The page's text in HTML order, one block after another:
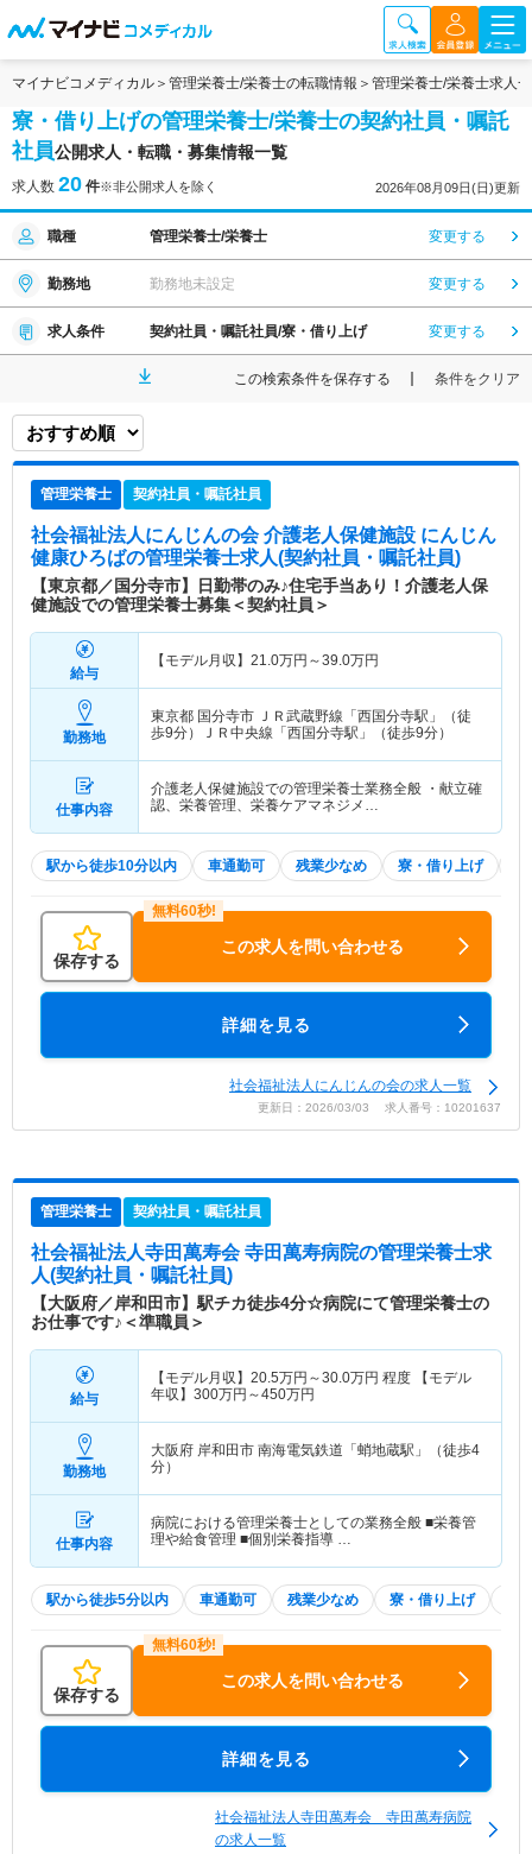
マイナビコメディカル 管理栄養士/栄養士の転職情報 管理栄養士/栄養士求人
寮・借り上げの管理栄養士/栄養士の契約社員・嘱託
社員公開求人・転職・募集情報一覧
求人数 20 件※非公開求人を除く 2026年08月09日(日)更新
職種 管理栄養士/栄養士 変更する
勤務地 勤務地未設定 変更する
求人条件 契約社員・嘱託社員/寮・借り上げ 変更する
この検索条件を保存する 条件をクリア
管理栄養士 契約社員・嘱託社員
社会福祉法人にんじんの会 介護老人保健施設 にんじん
健康ひろばの管理栄養士求人(契約社員・嘱託社員)
【東京都／国分寺市】日勤帯のみ♪住宅手当あり！介護老人保
健施設での管理栄養士募集＜契約社員＞
給与
【モデル月収】 21.0万円～39.0万円
勤務地
東京都 国分寺市 ＪＲ武蔵野線「西国分寺駅」（徒
歩9分）ＪＲ中央線「西国分寺駅」（徒歩9分）
仕事内容
介護老人保健施設での管理栄養士業務全般 ・献立確
認、栄養管理、栄養ケアマネジメ…
駅から徒歩10分以内 車通勤可 残業少なめ 寮・借り上げ
保存する
この求人を問い合わせる
詳細を見る
社会福祉法人にんじんの会の求人一覧
更新日：2026/03/03 求人番号：10201637
管理栄養士 契約社員・嘱託社員
社会福祉法人寺田萬寿会 寺田萬寿病院の管理栄養士求
人(契約社員・嘱託社員)
【大阪府／岸和田市】駅チカ徒歩4分☆病院にて管理栄養士の
お仕事です♪＜準職員＞
給与
【モデル月収】 20.5万円～30.0万円 程度 【モデル
年収】 300万円～450万円
勤務地
大阪府 岸和田市 南海電気鉄道「蛸地蔵駅」（徒歩4
分）
仕事内容
病院における管理栄養士としての業務全般 ■栄養管
理や給食管理 ■個別栄養指導 …
駅から徒歩5分以内 車通勤可 残業少なめ 寮・借り上げ
保存する
この求人を問い合わせる
詳細を見る
社会福祉法人寺田萬寿会 寺田萬寿病院
の求人一覧